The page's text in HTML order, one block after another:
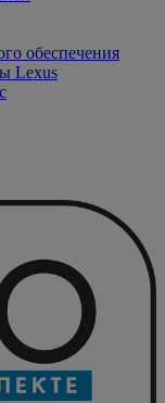
обеспечения
Lexus